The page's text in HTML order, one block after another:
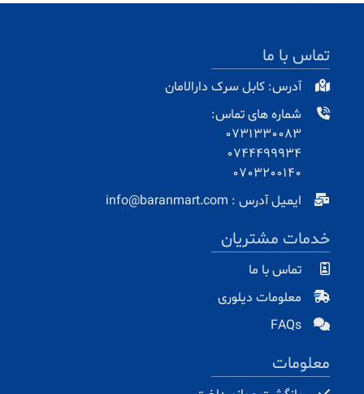
تماس با ما
آدرس: کابل سرک دارالامان
شماره های تماس:
0731330083
0744499934
0703200140
ایمیل آدرس : info@baranmart.com
خدمات مشتریان
تماس با ما
معلومات دیلوری
FAQs
معلومات